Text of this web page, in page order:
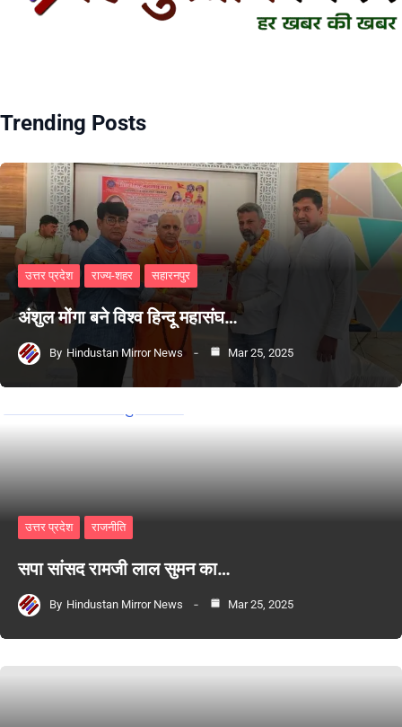
Trending Posts
उत्तर प्रदेश राज्य-शहर सहारनपुर
अंशुल मोंगा बने विश्व हिन्दू महासंघ…
By Hindustan Mirror News Mar 25, 2025
उत्तर प्रदेश राजनीति
सपा सांसद रामजी लाल सुमन का…
By Hindustan Mirror News Mar 25, 2025